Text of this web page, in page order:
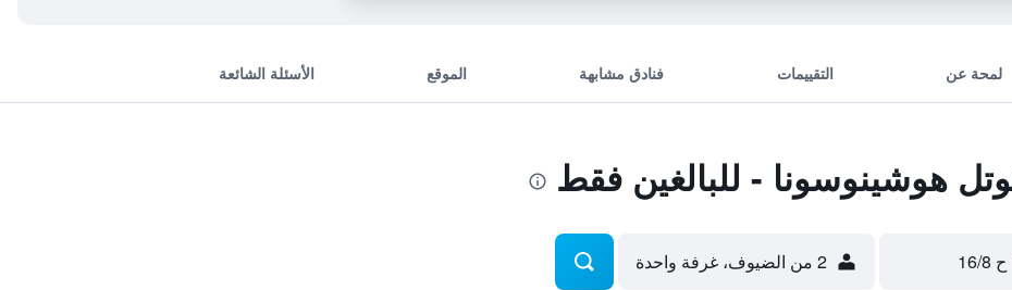
لمحة عن التقييمات فنادق مشابهة الموقع الأسئلة الشائعة
هوشينوسونا - للبالغين فقط
ح 16/8 2 من الضيوف، غرفة واحدة